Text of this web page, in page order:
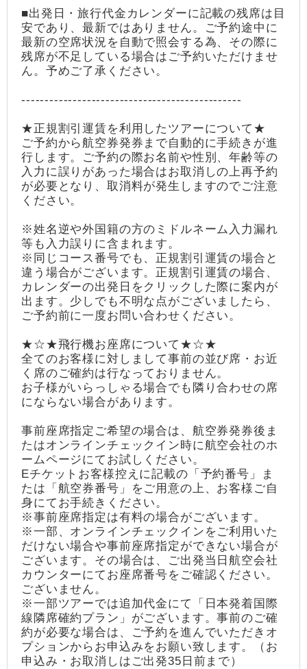
■出発日・旅行代金カレンダーに記載の残席は目
安であり、最新ではありません。ご予約途中に
最新の空席状況を自動で照会する為、その際に
残席が不足している場合はご予約いただけませ
ん。予めご了承ください。
-----------------------------------------------
★正規割引運賃を利用したツアーについて★
ご予約から航空券発券まで自動的に手続きが進
行します。ご予約の際お名前や性別、年齢等の
入力に誤りがあった場合はお取消しの上再予約
が必要となり、取消料が発生しますのでご注意
ください。
※姓名逆や外国籍の方のミドルネーム入力漏れ
等も入力誤りに含まれます。
※同じコース番号でも、正規割引運賃の場合と
違う場合がございます。正規割引運賃の場合、
カレンダーの出発日をクリックした際に案内が
出ます。少しでも不明な点がございましたら、
ご予約前に一度お問い合わせください。
★☆★飛行機お座席について★☆★
全てのお客様に対しまして事前の並び席・お近
く席のご確約は行なっておりません。
お子様がいらっしゃる場合でも隣り合わせの席
にならない場合があります。
事前座席指定ご希望の場合は、航空券発券後ま
たはオンラインチェックイン時に航空会社のホ
ームページにてお試しください。
Eチケットお客様控えに記載の「予約番号」ま
たは「航空券番号」をご用意の上、お客様ご自
身にてお手続きください。
※事前座席指定は有料の場合がございます。
※一部、オンラインチェックインをご利用いた
だけない場合や事前座席指定ができない場合が
ございます。その場合は、ご出発当日航空会社
カウンターにてお座席番号をご確認ください。
ございません。
※一部ツアーでは追加代金にて「日本発着国際
線隣席確約プラン」がございます。事前のご確
約が必要な場合は、ご予約を進んでいただきオ
プションからお申込みをお願い致します。（お
申込み・お取消しはご出発35日前まで）